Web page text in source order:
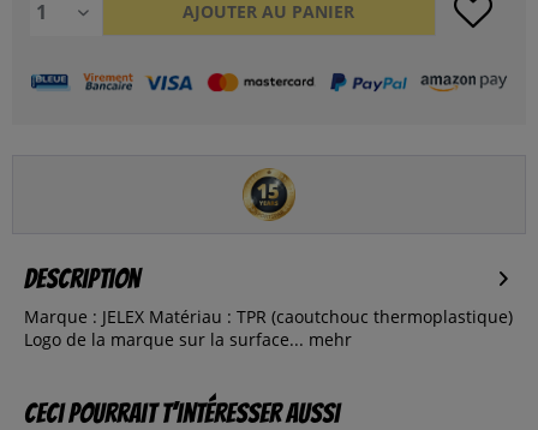
AJOUTER AU PANIER
Description
Marque : JELEX Matériau : TPR (caoutchouc thermoplastique)
Logo de la marque sur la surface... mehr
Ceci pourrait t’intéresser aussi